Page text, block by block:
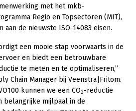
met het mkb-
Regio en Topsectoren (MIT),
de nieuwste ISO-14083 eisen.
een mooie stap voorwaarts in de
en biedt een betrouwbare
te meten en te optimaliseren,”
Chain Manager bij Veenstra|Fritom.
kunnen we een CO2-reductie
belangrijke mijlpaal in de